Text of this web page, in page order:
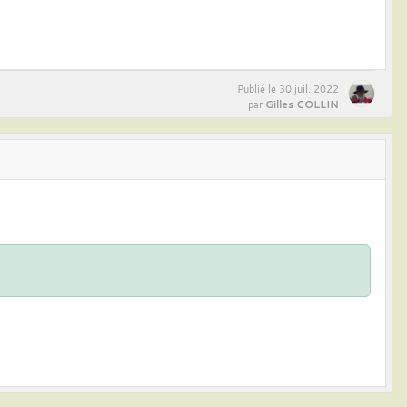
Publié le 30 juil. 2022
par Gilles COLLIN